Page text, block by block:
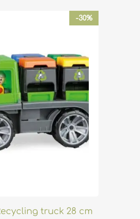
-30%
truck 28 cm